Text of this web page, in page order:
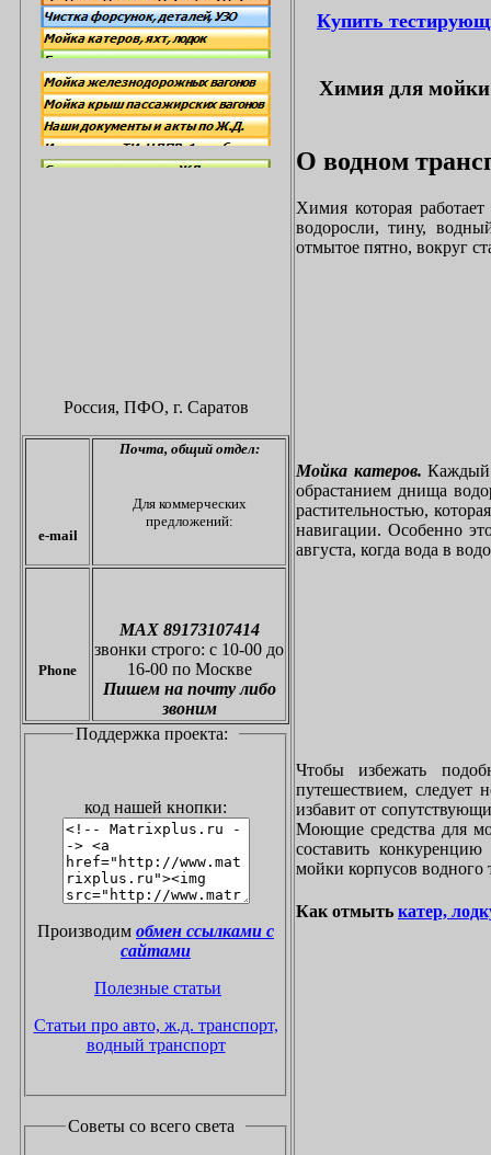
Россия, ПФО, г. Саратов
e-mail
Почта, общий отдел:
Для коммерческих
предложений:
Phone
МАХ 89173107414
звонки строго: с 10-00 до
16-00 по Москве
Пишем на почту либо
звоним
Поддержка проекта:
код нашей кнопки:
Производим обмен ссылками с
сайтами
Полезные статьи
Статьи про авто, ж.д. транспорт,
водный транспорт
Советы со всего света
Купить
Химия для мойки
О водном
Химия которая
водоросли, тину,
отмытое пятно, вокруг
Мойка катеров. Каждый
обрастанием днища
растительностью,
навигации. Особенно
августа, когда вода в
Чтобы избежать
путешествием, следует
избавит от
Моющие средства для
составить
мойки корпусов водного
Как отмыть катер,